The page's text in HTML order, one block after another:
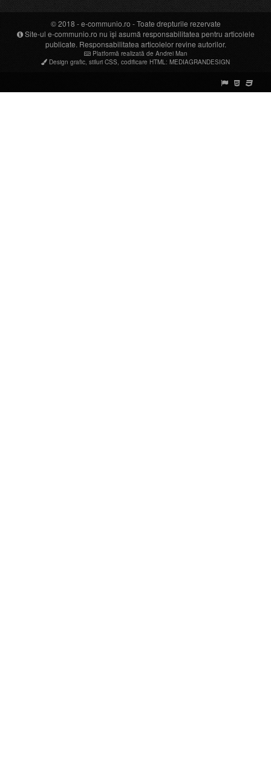
© 2018 -e-communio.ro - Toate drepturile rezervate
Site-ul e-communio.ro nu își asumă responsabilitatea pentru articolele
publicate. Responsabilitatea articolelor revine autorilor.
Platformă realizată de Andrei Man
Design grafic stiluri CSS codificare HTML : MEDIAGRANDESIGN